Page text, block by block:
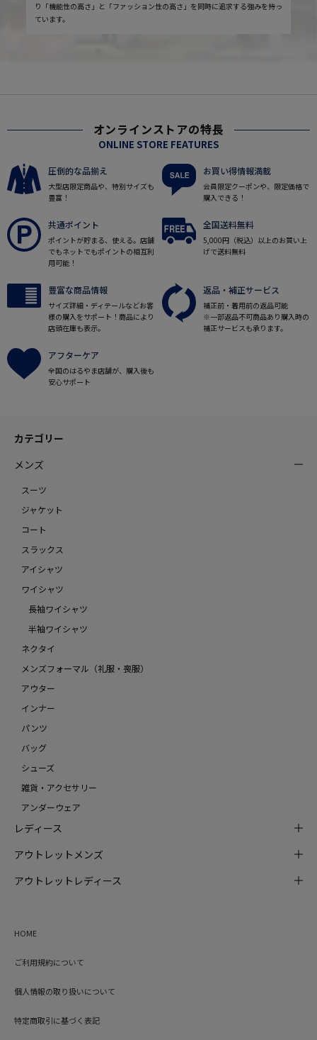
り「機能性の高さ」と「ファッション性の高さ」を同時に追求する強みを持っ
ています。
オンラインストアの特長
ONLINE STORE FEATURES
圧倒的な品揃え
大型店限定商品や、特別サイズも
豊富！
お買い得情報満載
会員限定クーポンや、限定価格で
購入できる！
共通ポイント
ポイントが貯まる、使える。店舗
でもネットでもポイントの相互利
用可能！
全国送料無料
5,000円（税込）以上のお買い上
げで送料無料
豊富な商品情報
サイズ詳細・ディテールなどお客
様の購入をサポート！商品により
店頭在庫も表示。
返品・補正サービス
補正前・着用前の返品可能
※一部返品不可商品あり購入時の
補正サービスも承ります。
アフターケア
全国のはるやま店舗が、購入後も
安心サポート
カテゴリー
メンズ
スーツ
ジャケット
コート
スラックス
アイシャツ
ワイシャツ
長袖ワイシャツ
半袖ワイシャツ
ネクタイ
メンズフォーマル（礼服・喪服）
アウター
インナー
パンツ
バッグ
シューズ
雑貨・アクセサリー
アンダーウェア
レディース
アウトレットメンズ
アウトレットレディース
HOME
ご利用規約について
個人情報の取り扱いについて
特定商取引に基づく表記